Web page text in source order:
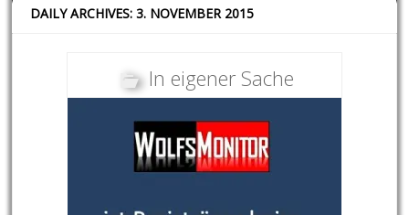
DAILY ARCHIVES: 3. NOVEMBER 2015
In eigener Sache